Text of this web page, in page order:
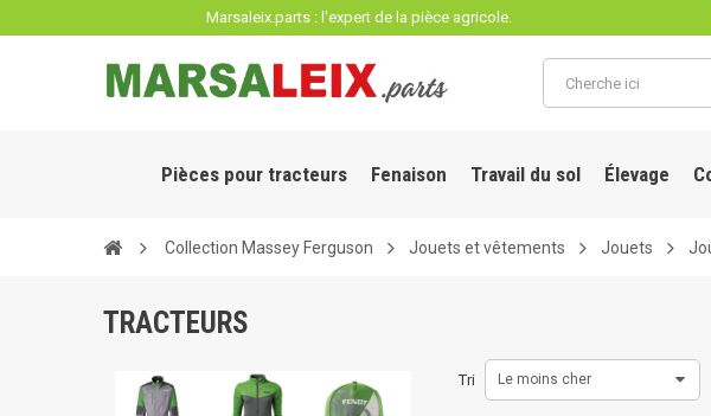
Marsaleix.parts : l'expert de la pièce agricole.
Pièces pour tracteurs Fenaison Travail du sol Élevage
Collection Massey Ferguson Jouets et vêtements Jouets
TRACTEURS
Tri Le moins cher
Panneau de gestion des cookies